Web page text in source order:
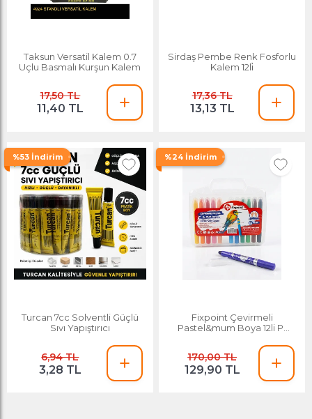
Taksun Versatil Kalem 0.7
Uçlu Basmalı Kurşun Kalem
17,50 TL
11,40 TL
Sirdaş Pembe Renk Fosforlu
Kalem 12li̇
17,36 TL
13,13 TL
%53 İndirim
Turcan 7cc Solventli Güçlü
Sıvı Yapıştırıcı
6,94 TL
3,28 TL
%24 İndirim
Fixpoint Çevirmeli
Pastel&mum Boya 12li P-
170,00 TL
129,90 TL